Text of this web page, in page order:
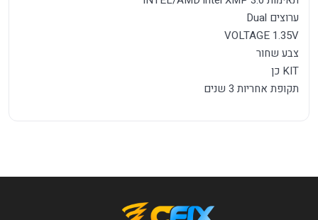
ערוצים Dual
VOLTAGE 1.35V
צבע שחור
KIT כן
תקופת אחריות 3 שנים